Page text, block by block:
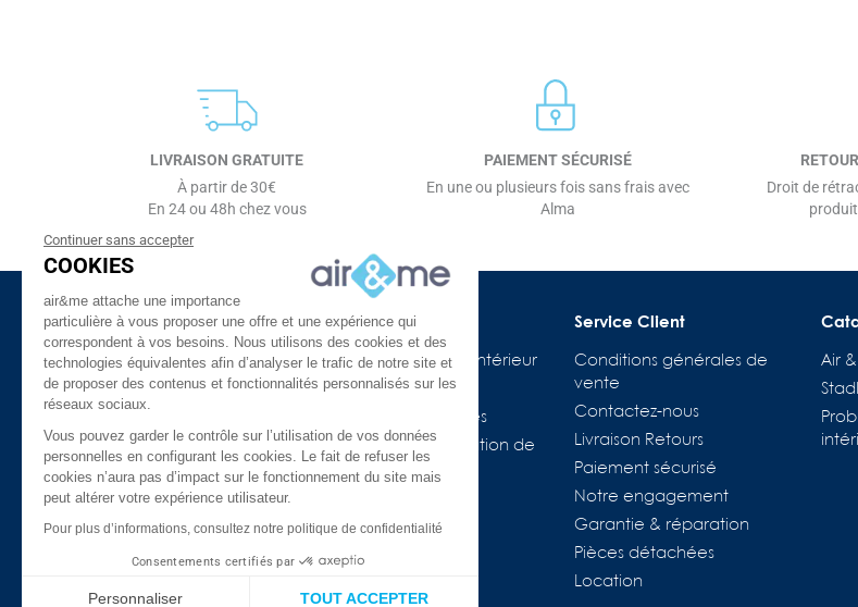
LIVRAISON GRATUITE
À partir de 30€
En 24 ou 48h chez vous
PAIEMENT SÉCURISÉ
En une ou plusieurs fois sans frais avec
Alma
Droit de
à propos d'air&me
La société
Air&me dans la presse
Avis Clients ★★★★★
Qui sommes-nous ?
Mentions légales
Confidentialité et données
personnelles
Besoin d'aide ?
Nos guides de l'air intérieur
Lexique
Appareils connectés
COVID-19 & purification de
Meilleures ventes
FAQ
Service Client
Conditions générales de
vente
Contactez-nous
Livraison Retours
Paiement sécurisé
Notre engagement
Garantie & réparation
Pièces détachées
Location
Air
Continuer sans accepter
COOKIES
air&me attache une importance
particulière à vous proposer une offre et une expérience qui
correspondent à vos besoins. Nous utilisons des cookies et des
technologies équivalentes afin d’analyser le trafic de notre site et
de proposer des contenus et fonctionnalités personnalisés sur les
réseaux sociaux.
Vous pouvez garder le contrôle sur l’utilisation de vos données
personnelles en configurant les cookies. Le fait de refuser les
cookies n’aura pas d’impact sur le fonctionnement du site mais
peut altérer votre expérience utilisateur.
Pour plus d’informations, consultez notre politique de confidentialité
Consentements certifiés par
Personnaliser TOUT ACCEPTER